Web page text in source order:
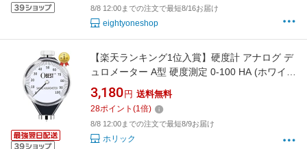
8/8 12:00までの注文で最短8/16お届け
eightyoneshop
【楽天ランキング1位入賞】硬度計 アナログ デ
ュロメーター A型 硬度測定 0-100 HA (ホワイ
ト, デュロメーター)
3,180 円 送料無料
28ポイント (1倍)
8/8 12:00までの注文で最短8/9お届け
ホリック